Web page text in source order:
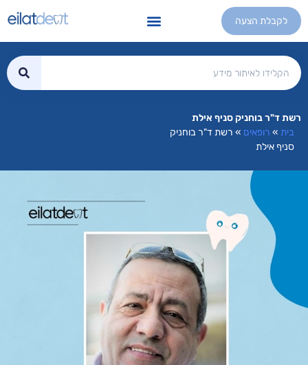
לקבלת הצעה
רשת ד"ר בוחניק סניף אילת
בית » רופאים » רשת ד"ר בוחניק
סניף אילת